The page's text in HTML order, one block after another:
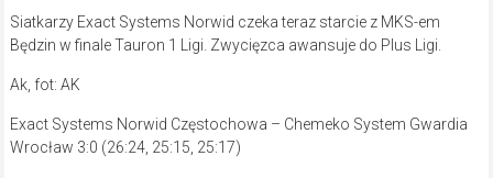
Siatkarzy Exact Systems Norwid czeka teraz starcie z MKS-em
Będzin w finale Tauron 1 Ligi. Zwycięzca awansuje do Plus Ligi.
Ak, fot: AK
Exact Systems Norwid Częstochowa – Chemeko System Gwardia
Wrocław 3:0 (26:24, 25:15, 25:17)